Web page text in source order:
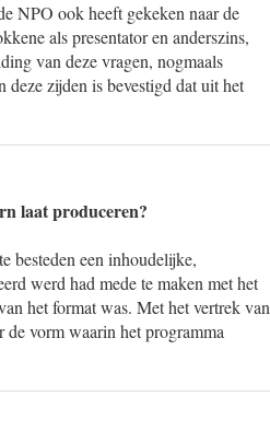
NPO ook heeft gekeken naar de
als presentator en anderszins,
van deze vragen, nogmaals
zijden is bevestigd dat uit het
laat produceren?
een inhoudelijke,
werd had mede te maken met het
het format was. Met het vertrek van
vorm waarin het programma